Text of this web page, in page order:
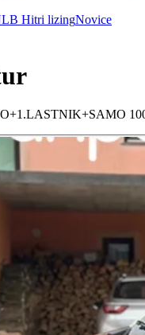
Hitri lizingNovice